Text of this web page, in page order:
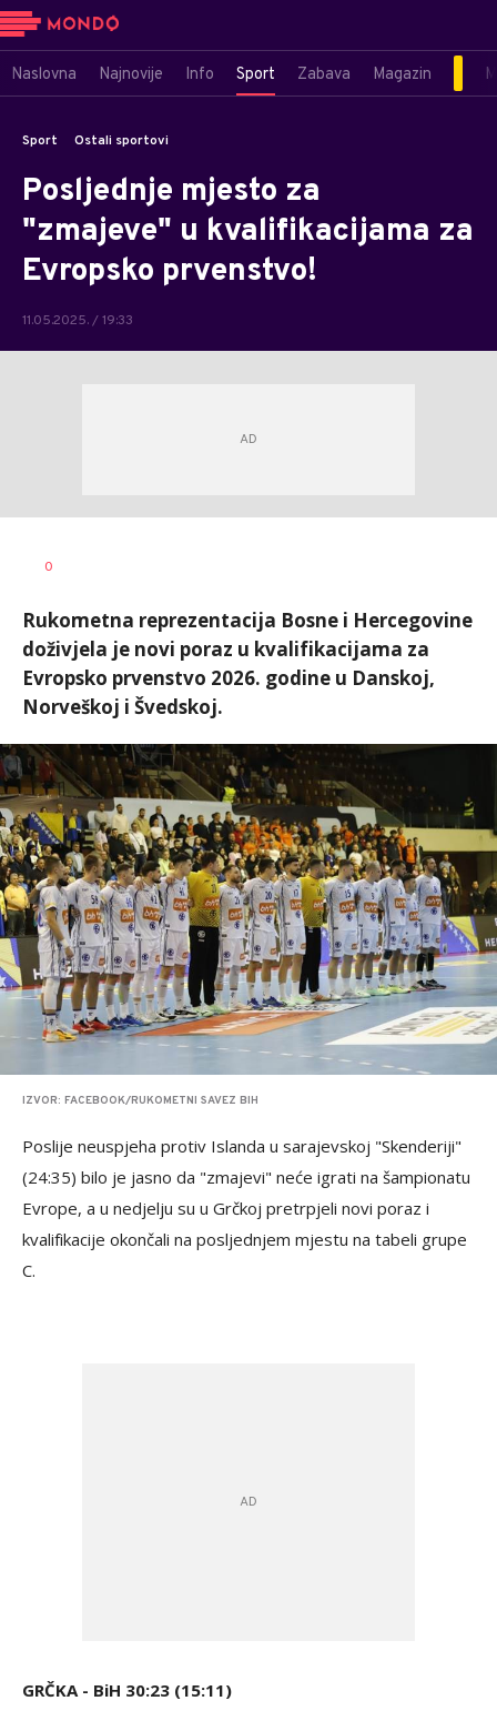
Naslovna Najnovije Info Sport Zabava Magazin
Sport Ostali sportovi
Posljednje mjesto za
"zmajeve" u kvalifikacijama za
Evropsko prvenstvo!
11.05.2025. / 19:33
AUTOR
0
Rukometna reprezentacija Bosne i Hercegovine
doživjela je novi poraz u kvalifikacijama za
Evropsko prvenstvo 2026. godine u Danskoj,
Norveškoj i Švedskoj.
IZVOR: FACEBOOK/RUKOMETNI SAVEZ BIH
Poslije neuspjeha protiv Islanda u sarajevskoj "Skenderiji"
(24:35) bilo je jasno da "zmajevi" neće igrati na šampionatu
Evrope, a u nedjelju su u Grčkoj pretrpjeli novi poraz i
kvalifikacije okončali na posljednjem mjestu na tabeli grupe
C.
GRČKA - BiH 30:23 (15:11)